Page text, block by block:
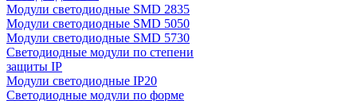
Модули светодиодные SMD 2835
Модули светодиодные SMD 5050
Модули светодиодные SMD 5730
Светодиодные модули по степени
защиты IP
Модули светодиодные IP20
Светодиодные модули по форме